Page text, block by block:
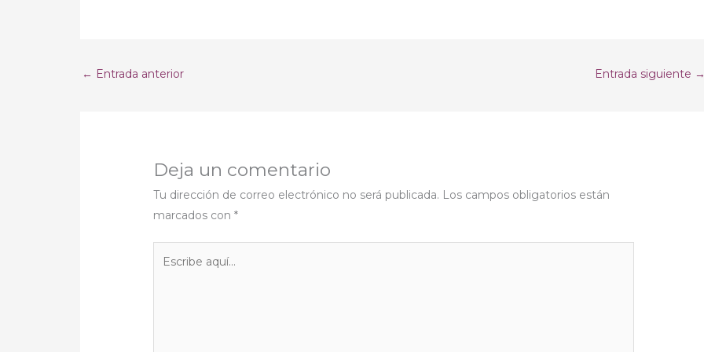
← Entrada anterior Entrada siguiente
Deja un comentario
Tu dirección de correo electrónico no será publicada. Los campos obligatorios están
marcados con*